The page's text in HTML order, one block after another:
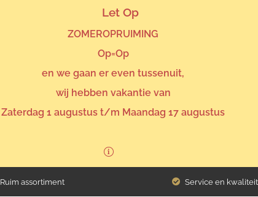
Ruim assortiment Service en kwaliteit
Let Op
ZOMEROPRUIMING
Op=Op
en we gaan er even tussenuit,
wij hebben vakantie van
Zaterdag 1 augustus t/m Maandag 17 augustus